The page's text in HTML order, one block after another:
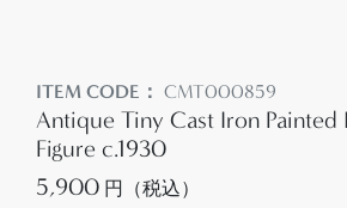
ITEM CODE： CMT000859
Antique Tiny Cast Iron Painted
Figure c.1930
5,900 円（税込）